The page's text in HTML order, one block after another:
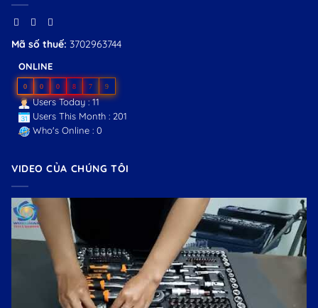
Mã số thuế: 3702963744
ONLINE
0 0 0 8 7 9
Users Today : 11
Users This Month : 201
Who's Online : 0
VIDEO CỦA CHÚNG TÔI